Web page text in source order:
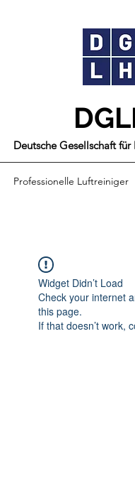
Deutsche Gesellschaft
Professionelle Luftreiniger
Widget Didn’t Load
Check your internet
this page.
If that doesn’t work,